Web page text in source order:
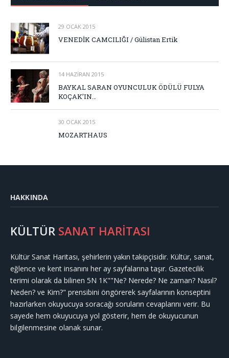
29 OCAK 2015
VENEDİK CAMCILIĞI / Gülistan Ertik
14 HAZIRAN 2015
BAYKAL SARAN OYUNCULUK ÖDÜLÜ FULYA
KOÇAK’IN…
30 OCAK 2015
MOZARTHAUS
HAKKINDA
KÜLTÜR SANAT HARİTASI
Kültür Sanat Haritası, şehirlerin yakın takipçisidir. Kültür, sanat,
eğlence ve kent insanını her ay sayfalarına taşır. Gazetecilik
terimi olarak da bilinen 5N 1K""Ne? Nerede? Ne zaman? Nasıl?
Neden? ve Kim?" prensibini öngörerek sayfalarının konseptini
hazırlarken okuyucuya soracağı soruların cevaplarını verir. Bu
sayede hem okuyucuya yol gösterir, hem de okuyucunun
bilgilenmesine olanak sunar.